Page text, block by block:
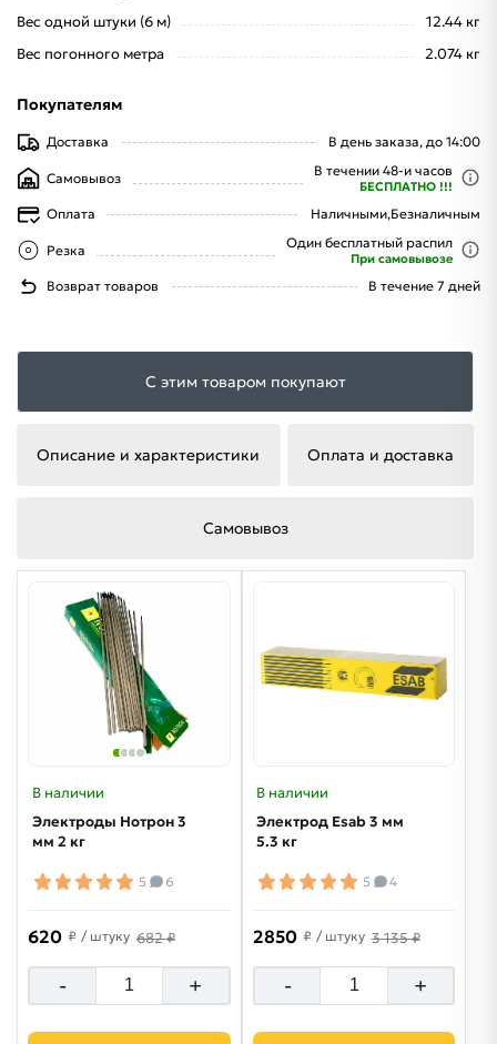
Вес одной штуки (6 м)
12.44 кг
Вес погонного метра
2.074 кг
Покупателям
Доставка В день заказа, до 14:00
Самовывоз В течении 48-и часов
БЕСПЛАТНО !!!
Оплата Наличными,Безналичным
Резка Один бесплатный распил
При самовывозе
Возврат товаров В течение 7 дней
С этим товаром покупают
Описание и характеристики Оплата и доставка
Самовывоз
В наличии
Электроды Нотрон 3
мм 2 кг
5 6
620 ₽ / штуку 682 ₽
- +
В наличии
Электрод Esab 3 мм
5.3 кг
5 4
2850 ₽ / штуку 3 135 ₽
- +